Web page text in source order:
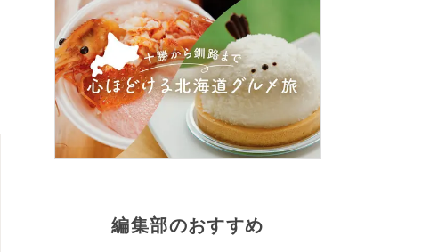
編集部のおすすめ